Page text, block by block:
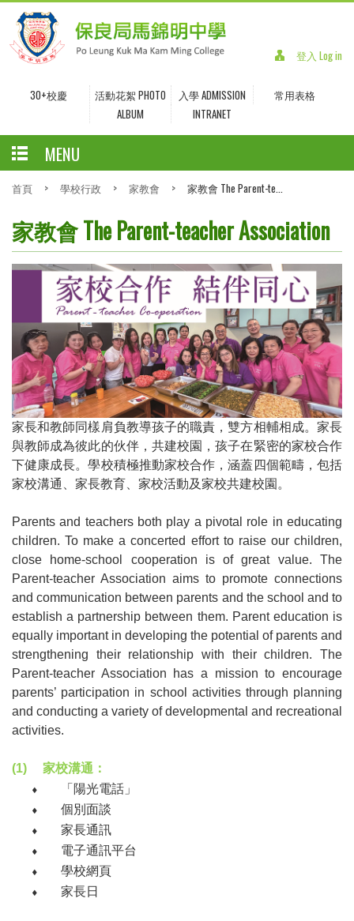
登入 Log in
30+校慶
活動花絮 PHOTO
ALBUM
入學 ADMISSION
常用表格
INTRANET
MENU
首頁 > 學校行政 > 家教會 > 家教會 The Parent-te...
家教會 The Parent-teacher Association
家長和教師同樣肩負教導孩子的職責，雙方相輔相成。家長
與教師成為彼此的伙伴，共建校園，孩子在緊密的家校合作
下健康成長。學校積極推動家校合作，涵蓋四個範疇，包括
家校溝通
家長教育 家校活動及家校共建校園。
Parents and teachers both play a pivotal role in educating
children. To make a concerted effort to raise our children,
close home-school cooperation is of great value. The
Parent-teacher Association aims to promote connections
and communication between parents and the school and to
establish a partnership between them. Parent education is
equally important in developing the potential of parents and
strengthening their relationship with their children. The
Parent-teacher Association has a mission to encourage
parents’ participation in school activities through planning
and conducting a variety of developmental and recreational
activities.
(1) 家校溝通：
⬧ 「陽光電話」
⬧ 個別面談
⬧ 家長通訊
⬧ 電子通訊平台
⬧ 學校網頁
⬧ 家長日